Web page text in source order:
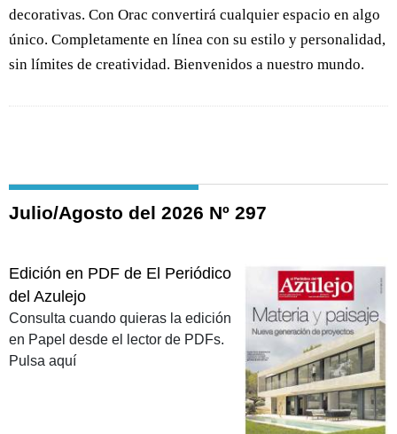
decorativas. Con Orac convertirá cualquier espacio en algo
único. Completamente en línea con su estilo y personalidad,
sin límites de creatividad. Bienvenidos a nuestro mundo.
Julio/Agosto del 2026 Nº 297
Edición en PDF de El Periódico
del Azulejo
Consulta cuando quieras la edición
en Papel desde el lector de PDFs.
Pulsa aquí